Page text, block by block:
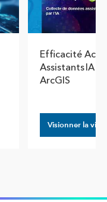
Efficacité
Assistants IA
ArcGIS
Visionner la